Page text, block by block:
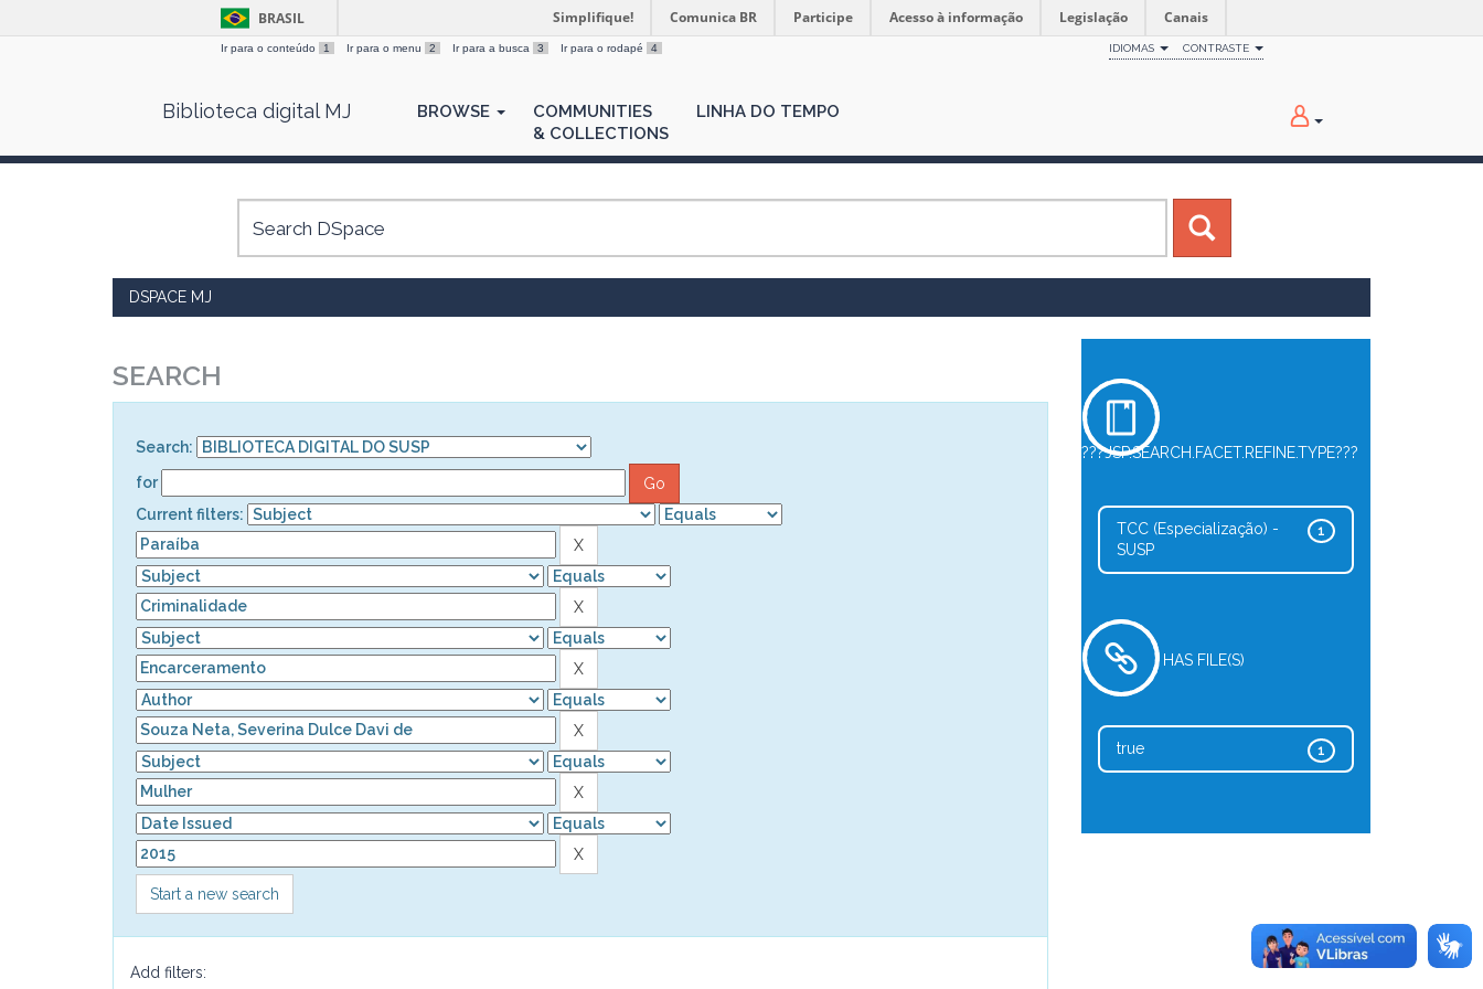
BRASIL Simplifique! Comunica BR Participe Acesso à informação Legislação Canais
Ir para o conteúdo 1 Ir para o menu 2 Ir para a busca 3 Ir para o rodapé 4 IDIOMAS CONTRASTE
Biblioteca digital MJ BROWSE
COMMUNITIES
& COLLECTIONS
LINHA DO TEMPO
DSPACE MJ
SEARCH
Search:
for
Current filters:
Start a new search
Add filters:
???JSP.SEARCH.FACET.REFINE.TYPE???
1
TCC (Especialização) -
SUSP
HAS FILE(S)
1
true